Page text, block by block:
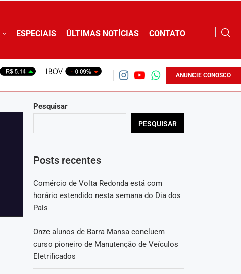
ESPECIAIS ÚLTIMAS NOTÍCIAS CONTATO
ANUNCIE CONOSCO
Pesquisar
PESQUISAR
Posts recentes
Comércio de Volta Redonda está com
horário estendido nesta semana do Dia dos
Pais
Onze alunos de Barra Mansa concluem
curso pioneiro de Manutenção de Veículos
Eletrificados